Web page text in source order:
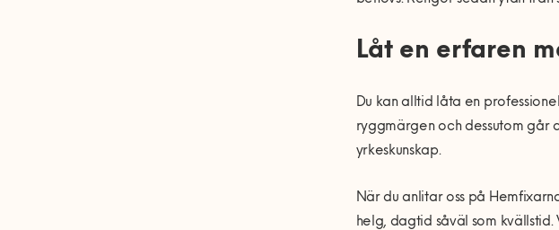
Låt en erfaren
Du kan alltid låta en
ryggmärgen och dessutom går
yrkeskunskap.
När du anlitar oss på
helg, dagtid såväl som